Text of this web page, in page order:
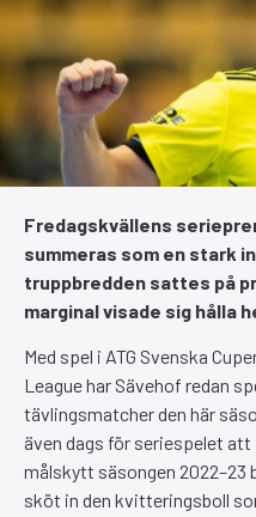
Fredagskvällens
summeras som en stark
truppbredden sattes på
marginal visade sig hålla
Med spel i ATG Svenska
League har Sävehof redan
tävlingsmatcher den här
även dags för seriespelet
målskytt säsongen 2022–23
sköt in den kvitteringsboll